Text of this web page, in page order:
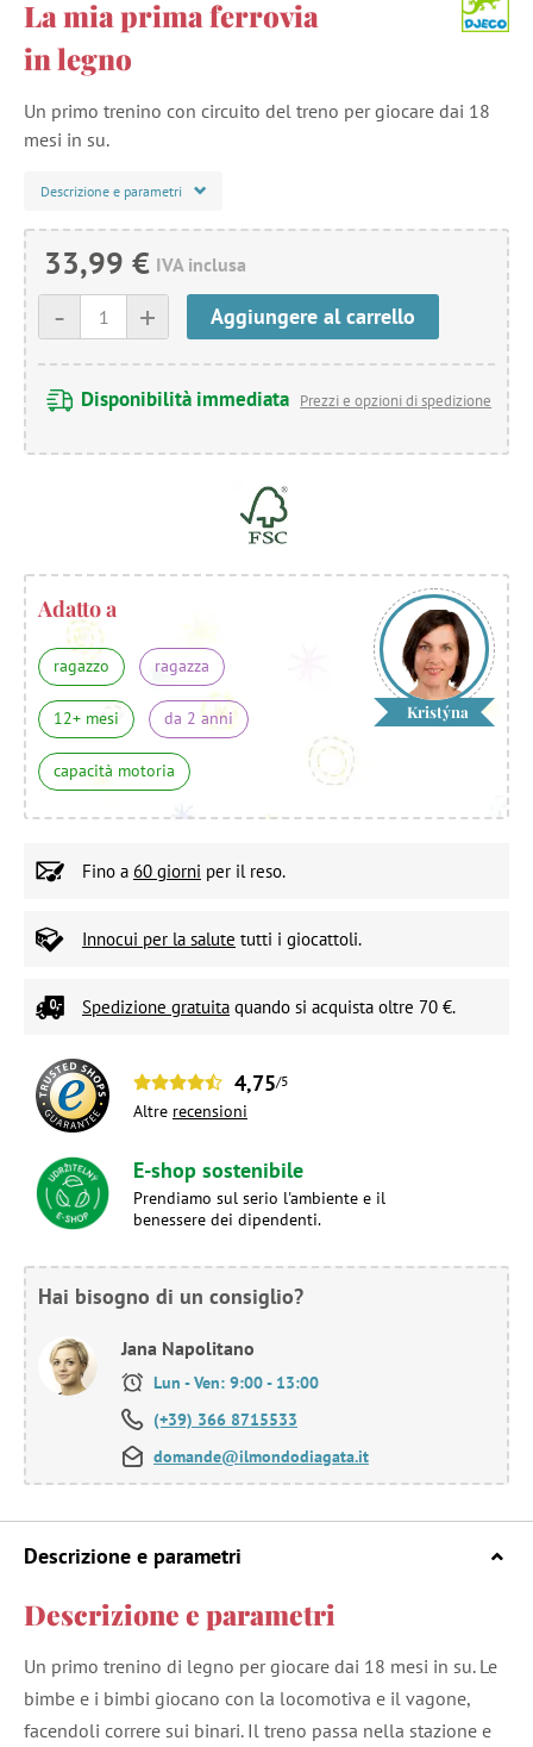
La mia prima ferrovia
in legno
Un primo trenino con circuito del treno per giocare dai 18
mesi in su.
Descrizione e parametri
33,99 € IVA inclusa
+
- Aggiungere al carrello
Disponibilità immediata Prezzi e opzioni di spedizione
Adatto a
ragazzo ragazza
12+ mesi da 2 anni
capacità motoria
Kristýna
Fino a 60 giorni per il reso.
Innocui per la salute tutti i giocattoli.
Spedizione gratuita quando si acquista oltre 70 €.
4,75/5
Altre recensioni
E-shop sostenibile
Prendiamo sul serio l'ambiente e il
benessere dei dipendenti.
Hai bisogno di un consiglio?
Jana Napolitano
Lun - Ven: 9:00 - 13:00
(+39) 366 8715533
domande@ilmondodiagata.it
Descrizione e parametri
Descrizione e parametri
Un primo trenino di legno per giocare dai 18 mesi in su. Le
bimbe e i bimbi giocano con la locomotiva e il vagone,
facendoli correre sui binari. Il treno passa nella stazione e